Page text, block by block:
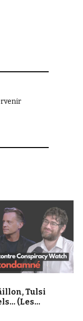
Tulsi
(Les